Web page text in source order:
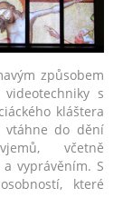
způsobem
s
kláštera
vtáhne do dění
včetně
vyprávěním. S
které